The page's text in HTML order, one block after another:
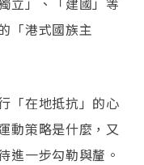
「港式國族主
「在地抵抗」的心
動策略是什麼，又
進一步勾勒與釐。